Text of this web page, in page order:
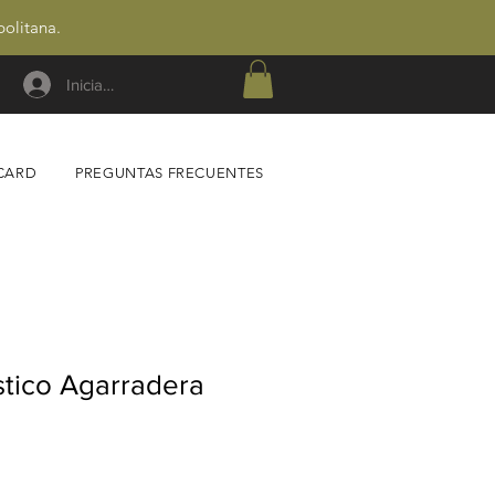
Iniciar sesión
PREGUNTAS FRECUENTES
Agarradera